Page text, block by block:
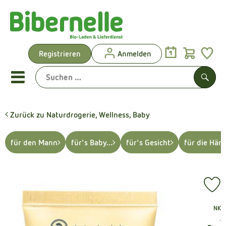
Registrieren Anmelden
Mobiles Menu öffnen oder
Vorgeplante Ökokisten
Shop: Aktionen & Neues
Obst & Gemüse
Brot & Kuchen
Zurück zu Naturdrogerie, Wellness, Baby
für den Mann für's Baby... für's Gesicht für die
, Verband:
NK
,
.